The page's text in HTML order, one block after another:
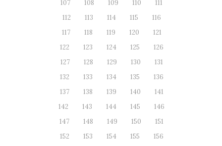
107
108 109 110
111
112
113 114 115
116
117
118 119 120
121
122
123 124 125
126
127
128 129 130
131
132
133 134 135
136
137
138 139 140
141
142
143 144 145
146
147
148 149 150
151
152
153 154 155
156